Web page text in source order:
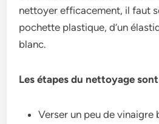
nettoyer efficacement, il faut
pochette plastique, d’un
blanc.
Les étapes du nettoyage
Verser un peu de vinaigre